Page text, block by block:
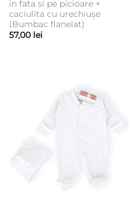
in fata si pe picioare +
caciulita cu urechiușe
(Bumbac flanelat)
57,00 lei